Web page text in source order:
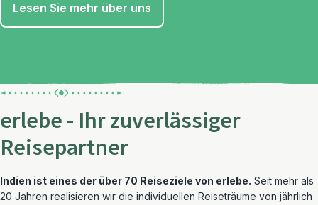
Lesen Sie mehr über uns
erlebe - Ihr zuverlässiger
Reisepartner
Indien ist eines der über 70 Reiseziele von erlebe. Seit mehr als
20 Jahren realisieren wir die individuellen Reiseträume von jährlich